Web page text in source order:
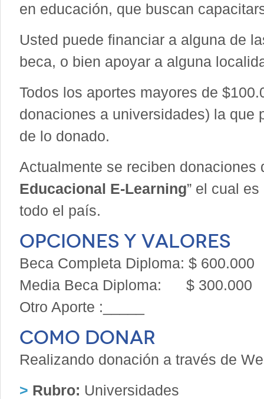
en educación, que buscan
Usted puede financiar a alguna de
beca, o bien apoyar a alguna
Todos los aportes mayores de
donaciones a universidades) la que
de lo donado.
Actualmente se reciben donaciones
Educacional E-Learning” el cual
todo el país.
Opciones y valores
Beca Completa Diploma: $ 600.000
Media Beca Diploma: $ 300.000
Otro Aporte :_____
COMO DONAR
Realizando donación a través de
> Rubro: Universidades